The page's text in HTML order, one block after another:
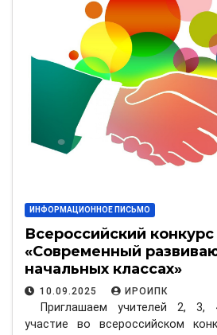
ИНФОРМАЦИОННОЕ ПИСЬМО
Всероссийский конкурс
«Современный
начальных классах»
10.09.2025 ИРОИПК
Приглашаем учителей 2, 3,
участие во всероссийском